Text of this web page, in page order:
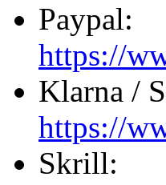
Paypal:
https://
Klarna /
https://
Skrill: